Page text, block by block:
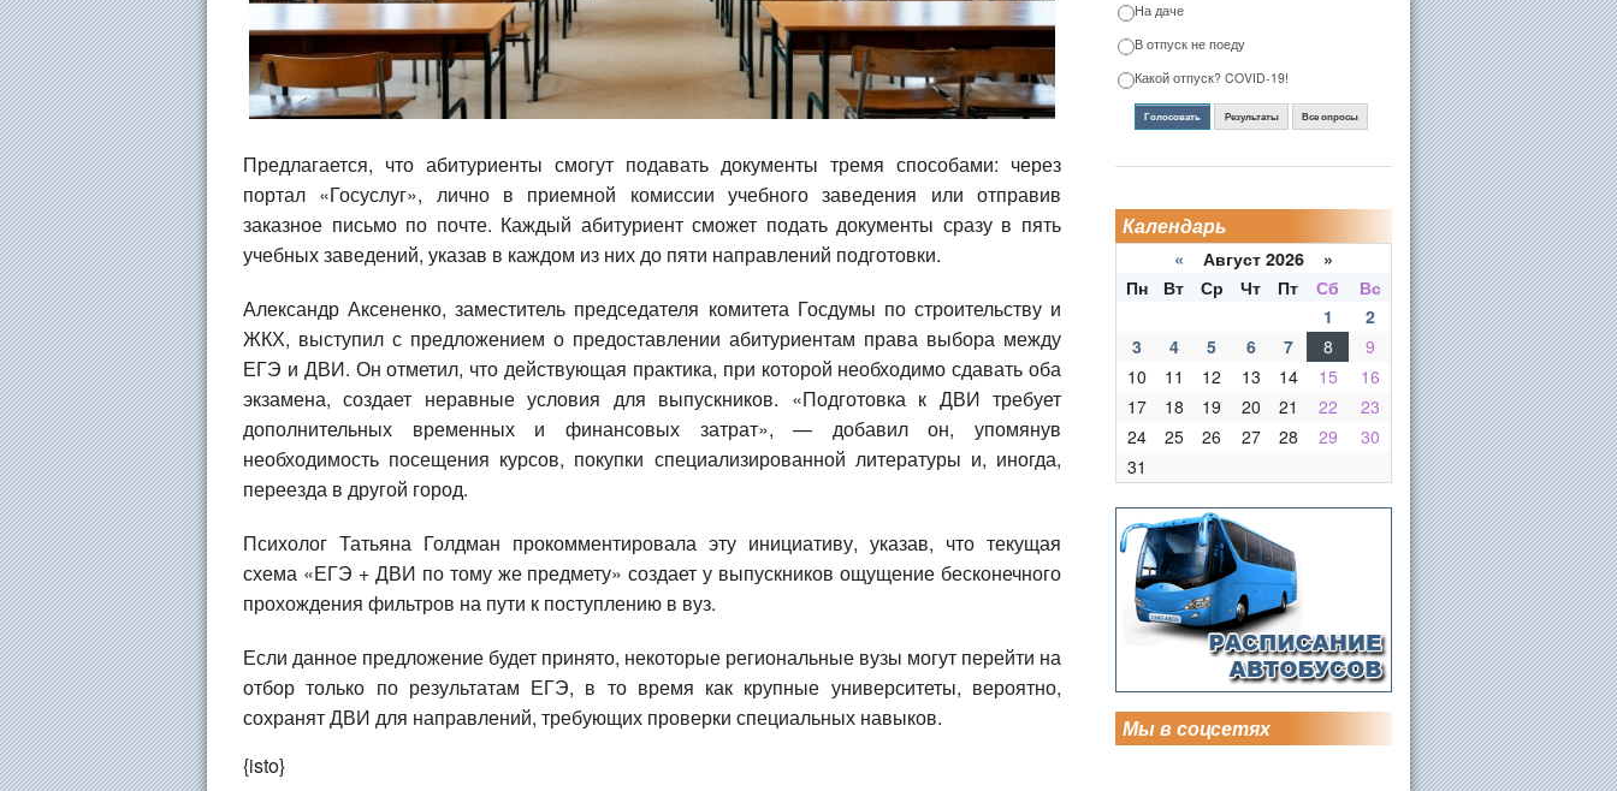
Предлагается, что абитуриенты смогут подавать документы тремя способами: через
портал «Госуслуг», лично в приемной комиссии учебного заведения или отправив
заказное письмо по почте. Каждый абитуриент сможет подать документы сразу в пять
учебных заведений, указав в каждом из них до пяти направлений подготовки.
Александр Аксененко, заместитель председателя комитета Госдумы по строительству и
ЖКХ, выступил с предложением о предоставлении абитуриентам права выбора между
ЕГЭ и ДВИ. Он отметил, что действующая практика, при которой необходимо сдавать оба
экзамена, создает неравные условия для выпускников. «Подготовка к ДВИ требует
дополнительных временных и финансовых затрат», — добавил он, упомянув
необходимость посещения курсов, покупки специализированной литературы и, иногда,
переезда в другой город.
Психолог Татьяна Голдман прокомментировала эту инициативу, указав, что текущая
схема «ЕГЭ + ДВИ по тому же предмету» создает у выпускников ощущение бесконечного
прохождения фильтров на пути к поступлению в вуз.
Если данное предложение будет принято, некоторые региональные вузы могут перейти на
отбор только по результатам ЕГЭ, в то время как крупные университеты, вероятно,
сохранят ДВИ для направлений, требующих проверки специальных навыков.
{isto}
На даче
В отпуск не поеду
Какой отпуск? COVID-19!
Голосовать Результаты Все опросы
Календарь
« Август 2026 »
Пн
Вт Ср Чт Пт Сб
Вс
1
2
3
4 5 6 7 8
9
10
11 12 13 14 15
16
17
18 19 20 21 22
23
24
25 26 27 28 29
30
31
Мы в соцсетях